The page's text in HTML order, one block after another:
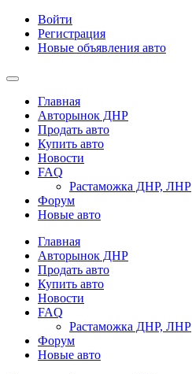
Войти
Регистрация
Новые объявления авто
Главная
Авторынок ДНР
Продать авто
Купить авто
Новости
FAQ
Растаможка ДНР, ЛНР
Форум
Новые авто
Главная
Авторынок ДНР
Продать авто
Купить авто
Новости
FAQ
Растаможка ДНР, ЛНР
Форум
Новые авто